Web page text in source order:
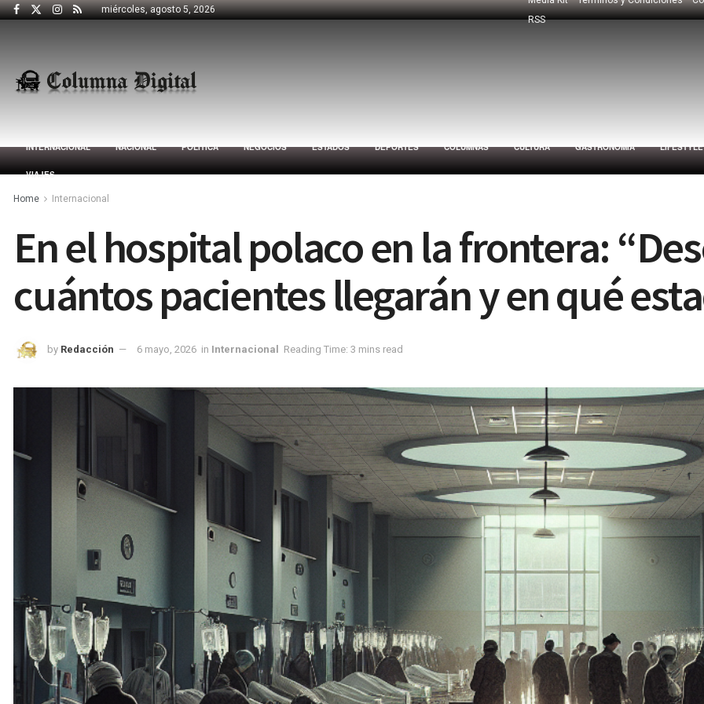
miércoles, agosto 5, 2026
RSS
INTERNACIONAL NACIONAL POLÍTICA NEGOCIOS ESTADOS DEPORTES COLUMNAS CULTURA GASTRONOMÍA LIFESTYLE
VIAJES
Home Internacional
En el hospital polaco en la frontera:
cuántos pacientes llegarán y en qué
by Redacción 6 mayo, 2026 in Internacional Reading Time: 3 mins read